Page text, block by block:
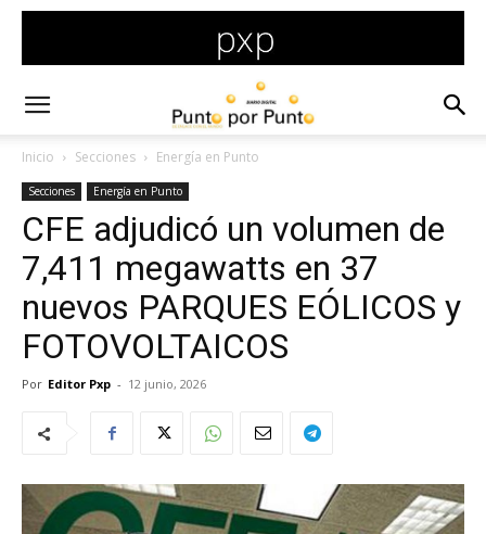
Inicio Secciones Energía en Punto
Secciones Energía en Punto
CFE adjudicó un volumen de
7,411 megawatts en 37
nuevos PARQUES EÓLICOS y
FOTOVOLTAICOS
Por Editor Pxp - 12 junio, 2026